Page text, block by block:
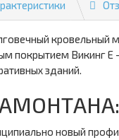
кровельный
покрытием Викинг Е
зданий.
новый